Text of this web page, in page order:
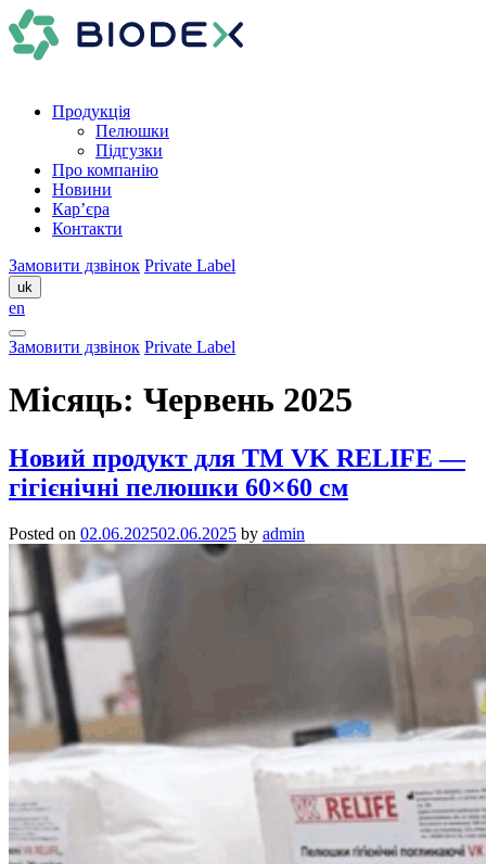
Продукція
Пелюшки
Підгузки
Про компанію
Новини
Кар’єра
Контакти
Замовити дзвінок Private Label
uk
en
Замовити дзвінок Private Label
Місяць: Червень 2025
Новий продукт для ТМ VK RELIFE —
гiгiєнiчнi пелюшки 60×60 см
Posted on 02.06.202502.06.2025 by admin